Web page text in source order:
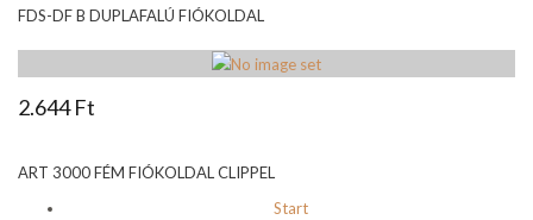
FDS-DF B DUPLAFALÚ FIÓKOLDAL
2.644 Ft
ART 3000 FÉM FIÓKOLDAL CLIPPEL
Start